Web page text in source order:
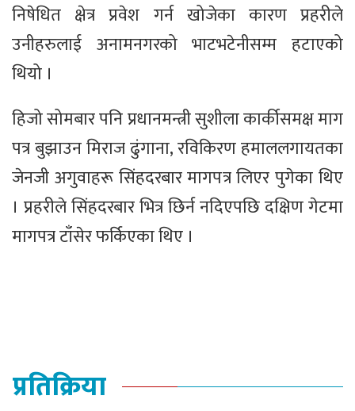
निषेधित क्षेत्र प्रवेश गर्न खोजेका कारण प्रहरीले
उनीहरुलाई अनामनगरको भाटभटेनीसम्म हटाएको
थियो ।
हिजो सोमबार पनि प्रधानमन्त्री सुशीला कार्कीसमक्ष माग
पत्र बुझाउन मिराज ढुंगाना, रविकिरण हमाललगायतका
जेनजी अगुवाहरू सिंहदरबार मागपत्र लिएर पुगेका थिए
। प्रहरीले सिंहदरबार भित्र छिर्न नदिएपछि दक्षिण गेटमा
मागपत्र टाँसेर फर्किएका थिए ।
प्रतिक्रिया